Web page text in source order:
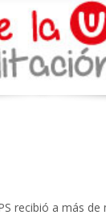
recibió a más de